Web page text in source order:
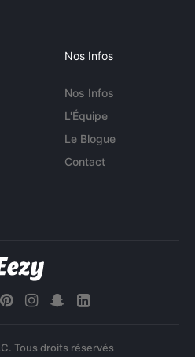
Nos Infos
Nos Infos
L'Équipe
Le Blogue
Contact
Tous droits réservés